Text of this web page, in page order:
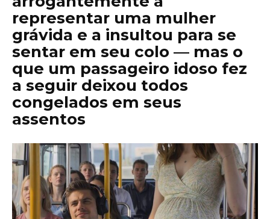
representar uma mulher
grávida e a insultou para se
sentar em seu colo — mas o
que um passageiro idoso fez
a seguir deixou todos
congelados em seus
assentos